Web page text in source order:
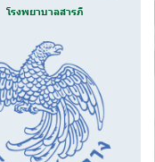
โรงพยาบาลสารภี